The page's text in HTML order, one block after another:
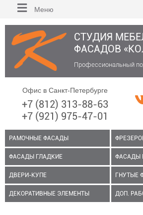
Меню
СТУДИЯ
ФАСАДОВ
Профессиональный
Офис в Санкт-Петербурге
+7 (812) 313-88-63
+7 (921) 975-47-01
РАМОЧНЫЕ ФАСАДЫ
ФАСАДЫ ГЛАДКИЕ ФАСАДЫ
ДВЕРИ-КУПЕ ГНУТЫЕ
ДЕКОРАТИВНЫЕ ЭЛЕМЕНТЫ ДОП.